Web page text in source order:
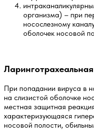
организма) – при
носослезному
оболочек носовой
При попадании вируса в
на слизистой оболочке
местная защитная
характеризующаяся
носовой полости,